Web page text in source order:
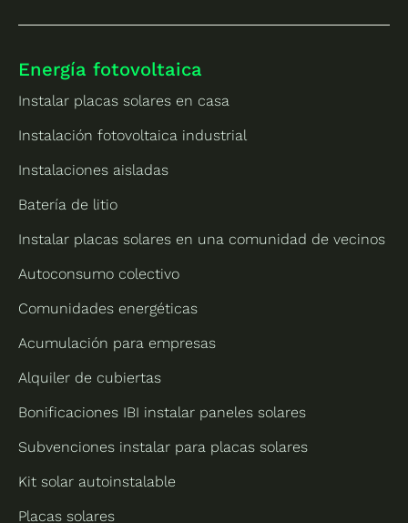
Energía fotovoltaica
Instalar placas solares en casa
Instalación fotovoltaica industrial
Instalaciones aisladas
Batería de litio
Instalar placas solares en una comunidad de vecinos
Autoconsumo colectivo
Comunidades energéticas
Acumulación para empresas
Alquiler de cubiertas
Bonificaciones IBI instalar paneles solares
Subvenciones instalar para placas solares
Kit solar autoinstalable
Placas solares